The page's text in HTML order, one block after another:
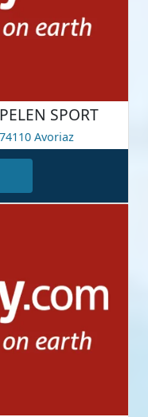
SPORT
74110 Avoriaz